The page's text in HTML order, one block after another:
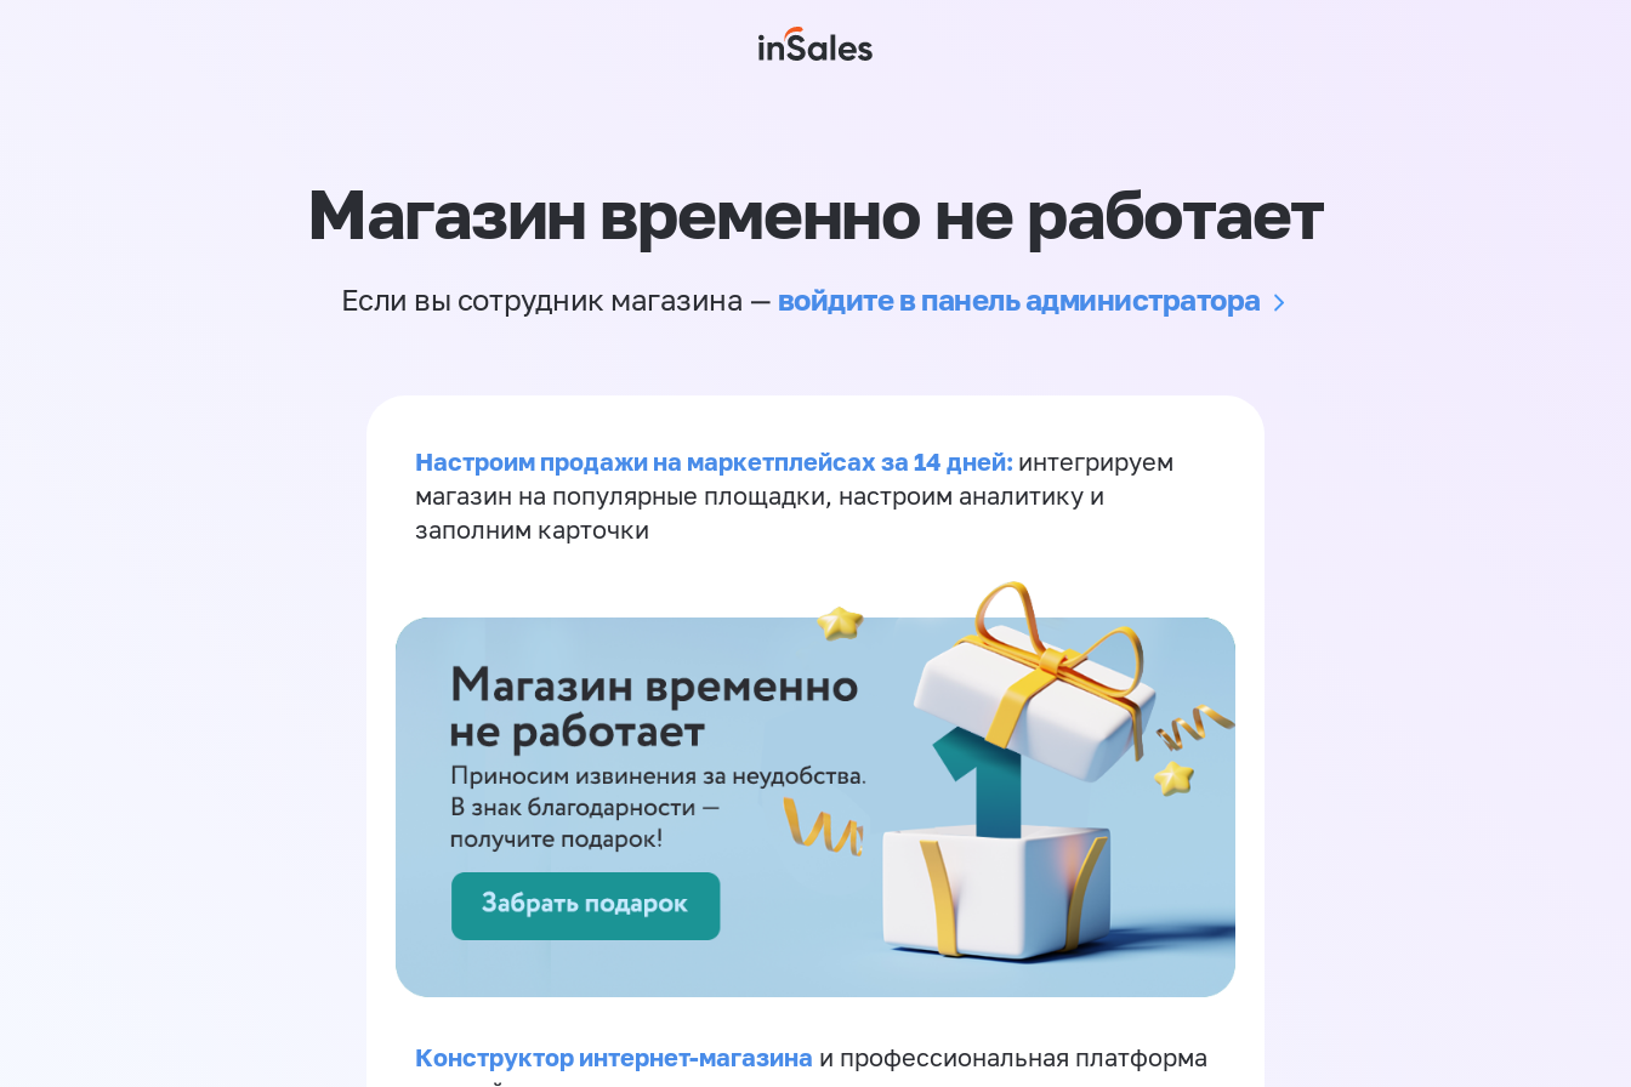
Магазин временно не работает
Если вы сотрудник магазина — войдите в панель администратора
Настроим продажи на маркетплейсах за 14 дней: интегрируем
магазин на популярные площадки, настроим аналитику и
заполним карточки
Конструктор интернет-магазина и профессиональная платформа